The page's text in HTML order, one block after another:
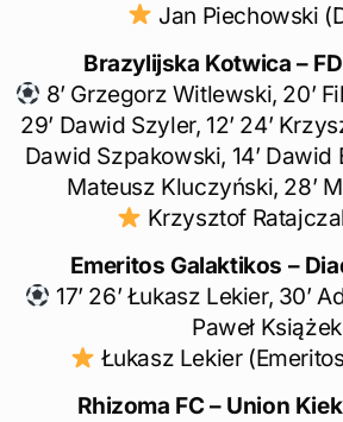
Jan Piechowski
Brazylijska Kotwica –
8’ Grzegorz Witlewski, 20’
29’ Dawid Szyler, 12’ 24’
Dawid Szpakowski, 14’ Dawid
Mateusz Kluczyński, 28’
Krzysztof
Emeritos Galaktikos –
17’ 26’ Łukasz Lekier, 30’
Paweł Książek
Łukasz Lekier
Rhizoma FC – Union